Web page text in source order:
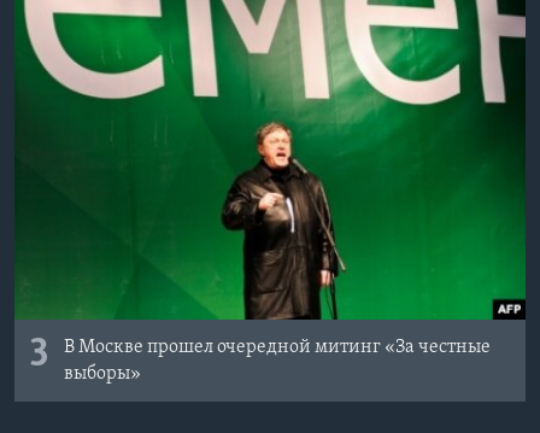
3
В Москве прошел очередной митинг «За честные
выборы»